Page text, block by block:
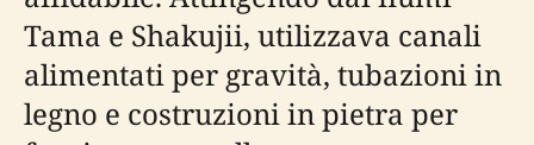
Tama e Shakujii, utilizzava canali
alimentati per gravità, tubazioni in
legno e costruzioni in pietra per